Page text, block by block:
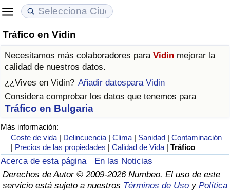
Tráfico en Vidin
Necesitamos más colaboradores para Vidin mejorar la
calidad de nuestros datos.
¿¿Vives en Vidin? Añadir datospara Vidin
Considera comprobar los datos que tenemos para
Tráfico en Bulgaria
Más información:
Coste de vida | Delincuencia |Clima | Sanidad |Contaminación
| Precios de las propiedades |Calidad de Vida |Tráfico
Acerca de esta página
En las Noticias
Derechos de Autor © 2009-2026 Numbeo. El uso de este
servicio está sujeto a nuestros Términos de Uso y Política
Coste de vida
Índice de Costo de Vida (Actual)
Índice de Costo de Vida
Índice de costo de vida por país
en aqaba
Precios de las propiedades
Índice de Precios de Inmuebles (Actual)
Índice de Precios de Inmuebles
Índice de Precios de Inmuebles por País
Calidad de Vida
Índice de Calidad de Vida
Índice de Calidad de Vida (Actual)
Índice de calidad de vida por país
Delincuencia
Calificación del Índice de Criminalidad
(Actual)